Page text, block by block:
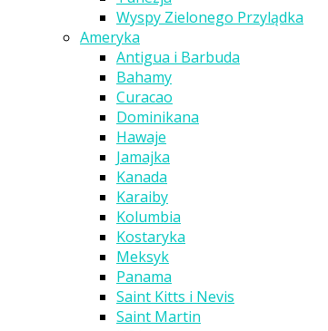
Wyspy Zielonego Przylądka
Ameryka
Antigua i Barbuda
Bahamy
Curacao
Dominikana
Hawaje
Jamajka
Kanada
Karaiby
Kolumbia
Kostaryka
Meksyk
Panama
Saint Kitts i Nevis
Saint Martin